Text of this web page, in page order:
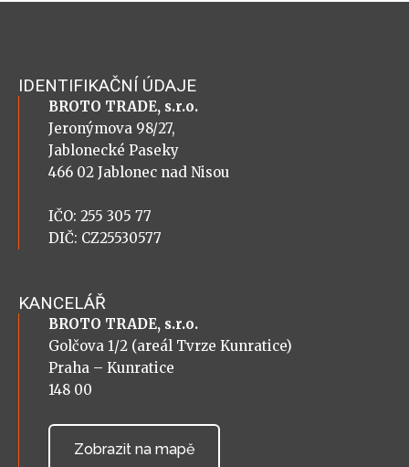
IDENTIFIKAČNÍ ÚDAJE
BROTO TRADE, s.r.o.
Jeronýmova 98/27,
Jablonecké Paseky
466 02 Jablonec nad Nisou
IČO: 255 305 77
DIČ: CZ25530577
KANCELÁŘ
BROTO TRADE, s.r.o.
Golčova 1/2 (areál Tvrze Kunratice)
Praha – Kunratice
148 00
Zobrazit na mapě